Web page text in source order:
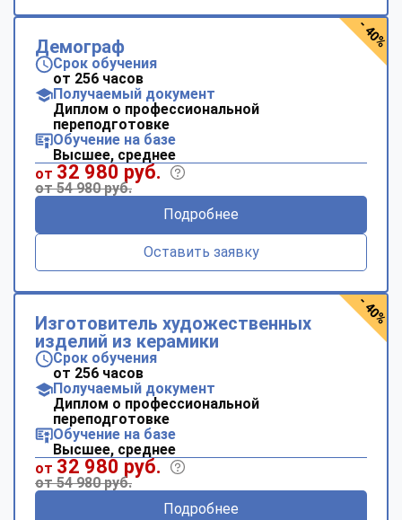
Демограф
Срок обучения
от 256 часов
Получаемый документ
Диплом о профессиональной
переподготовке
Обучение на базе
Высшее, среднее
от 32 980 руб.
от 54 980 руб.
Подробнее
Оставить заявку
- 40%
Изготовитель художественных
изделий из керамики
Срок обучения
от 256 часов
Получаемый документ
Диплом о профессиональной
переподготовке
Обучение на базе
Высшее, среднее
от 32 980 руб.
от 54 980 руб.
Подробнее
- 40%